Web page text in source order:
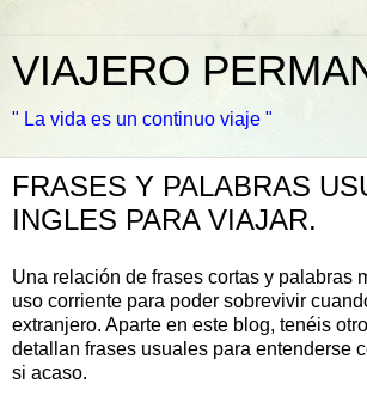
VIAJERO
" La vida es un continuo viaje "
FRASES Y PALABRAS
INGLES PARA VIAJAR.
Una relación de frases cortas y palabras
uso corriente para poder sobrevivir
extranjero. Aparte en este blog, tenéis
detallan frases usuales para entenderse
si acaso.